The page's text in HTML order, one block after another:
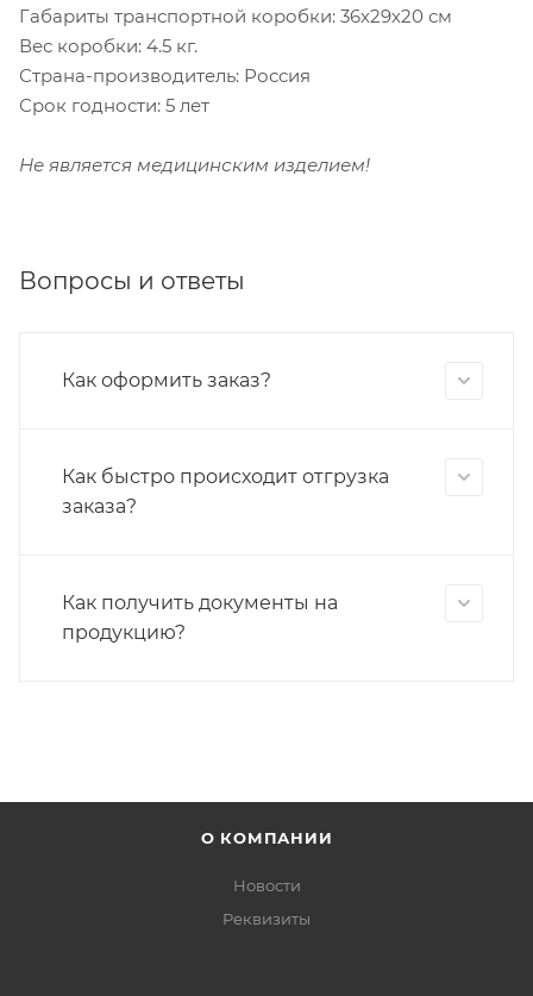
Габариты транспортной коробки: 36х29х20 см
Вес коробки: 4.5 кг.
Страна-производитель: Россия
Срок годности: 5 лет
Не является медицинским изделием!
Вопросы и ответы
Как оформить заказ?
Как быстро происходит отгрузка
заказа?
Как получить документы на
продукцию?
О КОМПАНИИ
Новости
Реквизиты